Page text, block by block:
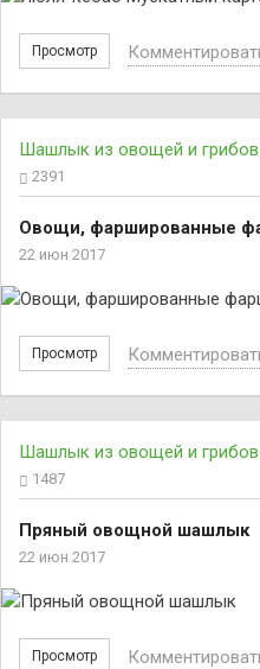
Просмотр
Шашлык из овощей и грибов
2391
Овощи, фаршированные
22 июн 2017
Просмотр
Шашлык из овощей и грибов
1487
Пряный овощной шашлык
22 июн 2017
Просмотр